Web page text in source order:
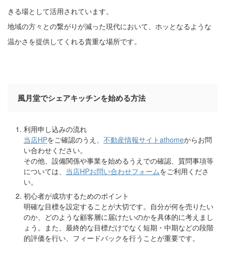
きる場として活用されています。
地域の方々との繋がりが減った現代において、ホッとなるような
温かさを提供してくれる貴重な場所です。
風月堂でシェアキッチンを始める方法
利用申し込みの流れ
当店HPをご確認のうえ、 不動産情報サイトathomeからお問
い合わせください。
その他、設備関係や事業を始めるうえでの確認、質問事項等
については、 当店HPお問い合わせフォームをご利用くださ
い。
初心者が成功するためのポイント
明確な目標を設定することが大切です。自分が何を売りたい
のか、どのような顧客層に届けたいのかを具体的に考えまし
ょう。また、最終的な目標だけでなく短期・中期などの段階
的評価を行い、フィードバックを行うことが重要です。